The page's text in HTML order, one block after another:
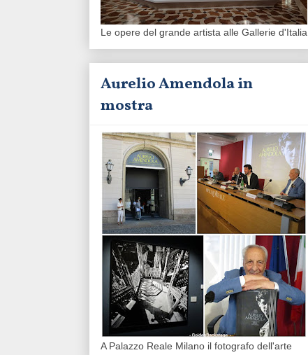
Le opere del grande artista alle Gallerie d'Italia
Aurelio Amendola in
mostra
A Palazzo Reale Milano il fotografo dell'arte